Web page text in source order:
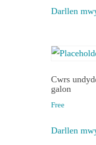
Darllen
Cwrs
galon
Free
Darllen